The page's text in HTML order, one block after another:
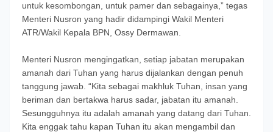
untuk kesombongan, untuk pamer dan sebagainya,” tegas
Menteri Nusron yang hadir didampingi Wakil Menteri
ATR/Wakil Kepala BPN, Ossy Dermawan.
Menteri Nusron mengingatkan, setiap jabatan merupakan
amanah dari Tuhan yang harus dijalankan dengan penuh
tanggung jawab. “Kita sebagai makhluk Tuhan, insan yang
beriman dan bertakwa harus sadar, jabatan itu amanah.
Sesungguhnya itu adalah amanah yang datang dari Tuhan.
Kita enggak tahu kapan Tuhan itu akan mengambil dan